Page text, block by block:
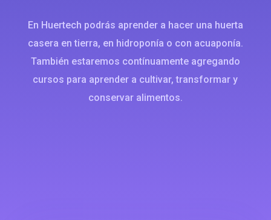
En Huertech podrás aprender a hacer una huerta
casera en tierra, en hidroponía o con acuaponía.
También estaremos contínuamente agregando
cursos para aprender a cultivar, transformar y
conservar alimentos.